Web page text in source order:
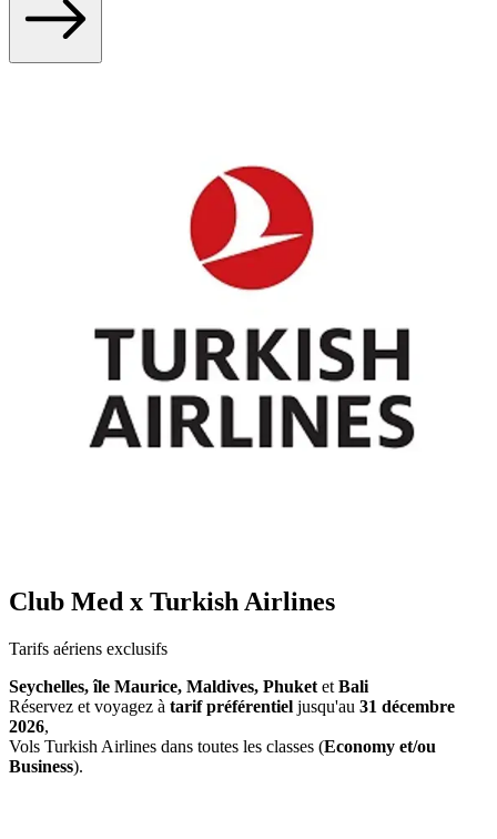
Club Med x Turkish Airlines
Tarifs aériens exclusifs
Seychelles, île Maurice, Maldives, Phuket et Bali
Réservez et voyagez à tarif préférentiel jusqu'au 31 décembre
2026,
Vols Turkish Airlines dans toutes les classes (Economy et/ou
Business).